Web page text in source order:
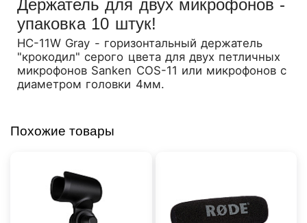
Держатель для двух микрофонов -
упаковка 10 штук!
HC-11W Gray - горизонтальный держатель
"крокодил" серого цвета для двух петличных
микрофонов Sanken COS-11 или микрофонов с
диаметром головки 4мм.
Похожие товары